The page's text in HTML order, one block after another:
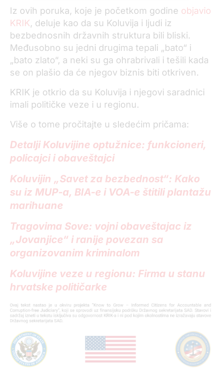
Iz ovih poruka, koje je početkom godine objavio
KRIK, deluje kao da su Koluvija i ljudi iz
bezbednosnih državnih struktura bili bliski.
Međusobno su jedni drugima tepali „bato“ i
„bato zlato“, a neki su ga ohrabrivali i tešili kada
se on plašio da će njegov biznis biti otkriven.
KRIK je otkrio da su Koluvija i njegovi saradnici
imali političke veze i u regionu.
Više o tome pročitajte u sledećim pričama:
Detalji Koluvijine optužnice: funkcioneri,
policajci i obaveštajci
Koluvijin „Savet za bezbednost“: Kako
su iz MUP-a, BIA-e i VOA-e štitili plantažu
marihuane
Tragovima Sove: vojni obaveštajac iz
„Jovanjice“ i ranije povezan sa
organizovanim kriminalom
Koluvijine veze u regionu: Firma u stanu
hrvatske političarke